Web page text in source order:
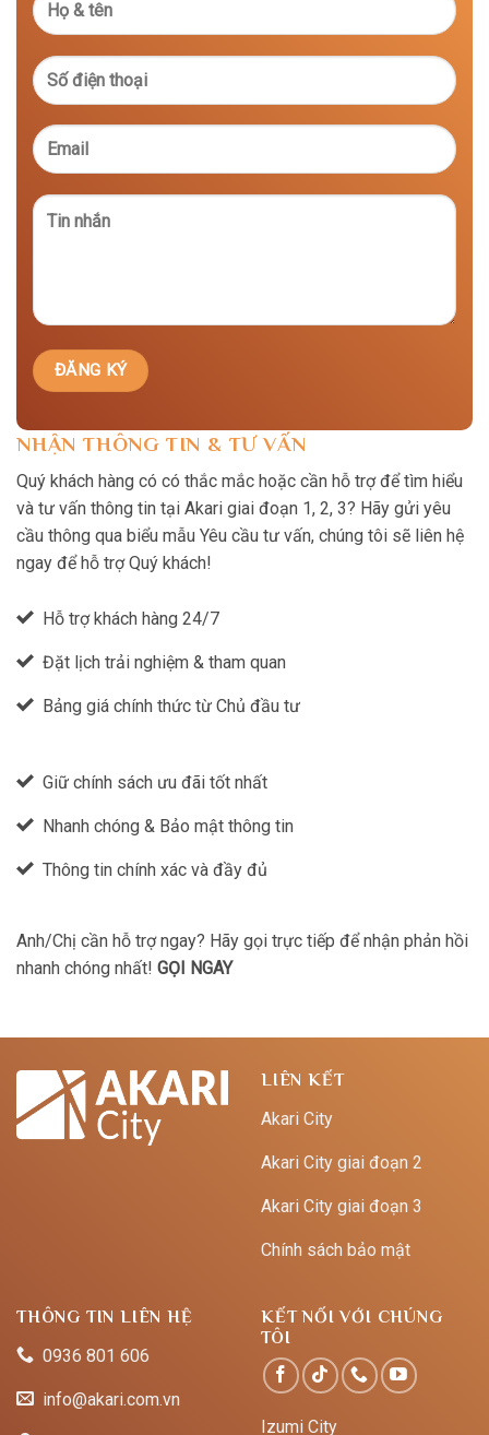
NHẬN THÔNG TIN & TƯ VẤN
Quý khách hàng có có thắc mắc hoặc cần hỗ trợ để tìm hiểu
và tư vấn thông tin tại Akari giai đoạn 1, 2, 3? Hãy gửi yêu
cầu thông qua biểu mẫu Yêu cầu tư vấn, chúng tôi sẽ liên hệ
ngay để hỗ trợ Quý khách!
Hỗ trợ khách hàng 24/7
Đặt lịch trải nghiệm & tham quan
Bảng giá chính thức từ Chủ đầu tư
Giữ chính sách ưu đãi tốt nhất
Nhanh chóng & Bảo mật thông tin
Thông tin chính xác và đầy đủ
Anh/Chị cần hỗ trợ ngay? Hãy gọi trực tiếp để nhận phản hồi
nhanh chóng nhất! GỌI NGAY
LIÊN KẾT
Akari City
Akari City giai đoạn 2
Akari City giai đoạn 3
Chính sách bảo mật
THÔNG TIN LIÊN HỆ
0936 801 606
info@akari.com.vn
KẾT NỐI VỚI CHÚNG
TÔI
Izumi City